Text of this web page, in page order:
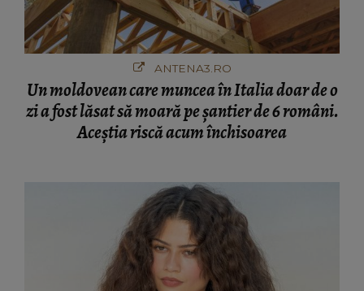
ANTENA3.RO
Un moldovean care muncea în Italia doar de o
zi a fost lăsat să moară pe şantier de 6 români.
Aceștia riscă acum închisoarea